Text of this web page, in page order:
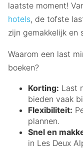
laatste moment!
hotels, de tofste
zijn gemakkelijk en
Waarom een last
boeken?
Korting: Last
bieden vaak
Flexibiliteit:
plannen.
Snel en
in Les Deux